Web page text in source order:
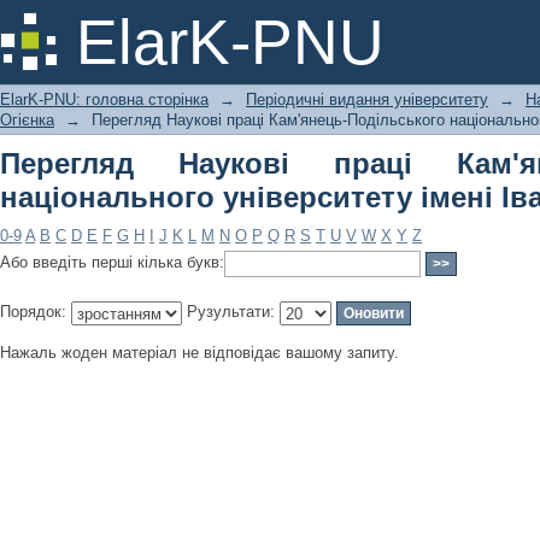
ElarK-PNU
Перегляд Наукові праці Кам'янець-
імені Івана Огієнка по темі
ElarK-PNU: головна сторінка → Періодичні видання університету →
Огієнка
→ Перегляд Наукові праці Кам'янець-Подільського
Перегляд Наукові праці
національного університету імені
0-9 A B C D E F G H J K L M N O P Q R S T U V W X Y Z
Або введіть перші кілька букв:
Порядок: Рузультати:
Нажаль жоден матеріал не відповідає вашому запиту.